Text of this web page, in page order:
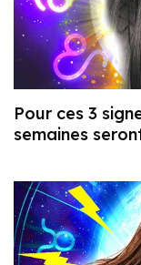
Pour ces 3
semaines